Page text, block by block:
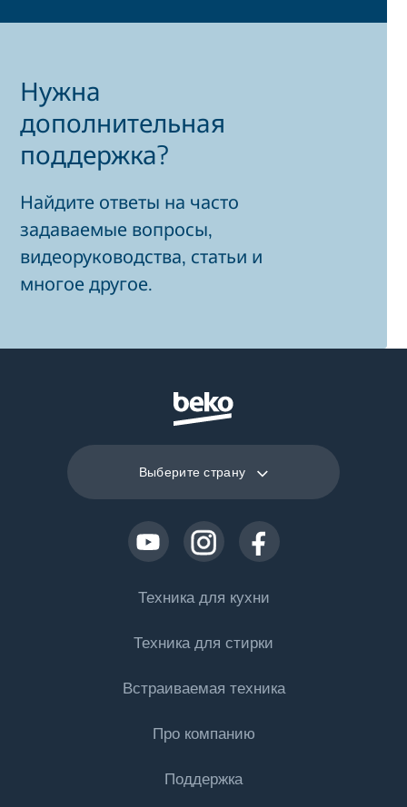
Нужна
дополнительная
поддержка?
Найдите ответы на часто
задаваемые вопросы,
видеоруководства, статьи и
многое другое.
Выберите страну
Техника для кухни
Холодильная техника
Морозильные камеры
Холодильники с морозильной камерой
Техника для стирки
Стиральные машины
Стиральные машины
Сушильные машины
Встраиваемая техника
Холодильная техника
Встраиваемые холодильники с морозильной камерой
Про компанию
Поддержка